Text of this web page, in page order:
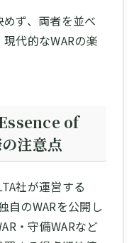
ず、両者を並べ
代的なWARの楽
of
注意点
社が運営する
自のWARを公開し
・守備WARなど